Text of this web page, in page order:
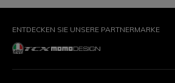
ENTDECKEN SIE UNSERE PARTNERMARKE